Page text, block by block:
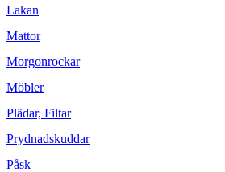
Lakan
Mattor
Morgonrockar
Möbler
Plädar, Filtar
Prydnadskuddar
Påsk